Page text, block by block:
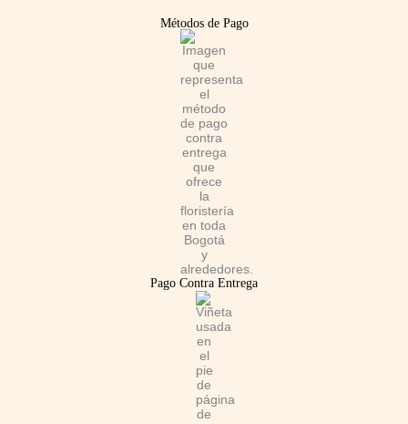
a
m
s
a
p
p
Métodos de Pago
Pago Contra Entrega